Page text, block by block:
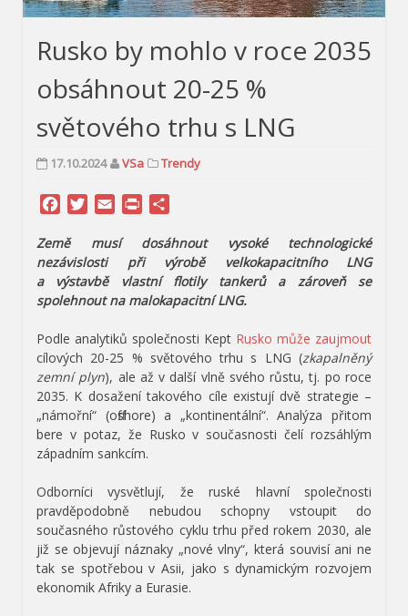
Rusko by mohlo v roce 2035
obsáhnout 20-25 %
světového trhu s LNG
17.10.2024 VSa Trendy
Facebook
Twitter
Email Print
Země musí dosáhnout vysoké technologické
nezávislosti při výrobě velkokapacitního LNG
a výstavbě vlastní flotily tankerů a zároveň se
spolehnout na malokapacitní LNG.
Podle analytiků společnosti Kept Rusko může zaujmout
cílových 20-25 % světového trhu s LNG (zkapalněný
zemní plyn), ale až v další vlně svého růstu, tj. po roce
2035. K dosažení takového cíle existují dvě strategie –
„námořní“ (offshore) a „kontinentální“. Analýza přitom
bere v potaz, že Rusko v současnosti čelí rozsáhlým
západním sankcím.
Odborníci vysvětlují, že ruské hlavní společnosti
pravděpodobně nebudou schopny vstoupit do
současného růstového cyklu trhu před rokem 2030, ale
již se objevují náznaky „nové vlny“, která souvisí ani ne
tak se spotřebou v Asii, jako s dynamickým rozvojem
ekonomik Afriky a Eurasie.